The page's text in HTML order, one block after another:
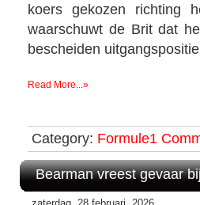
koers gekozen richting
waarschuwt de Brit dat
bescheiden
Read More...»
Category: Formule1
Bearman vreest gevaar